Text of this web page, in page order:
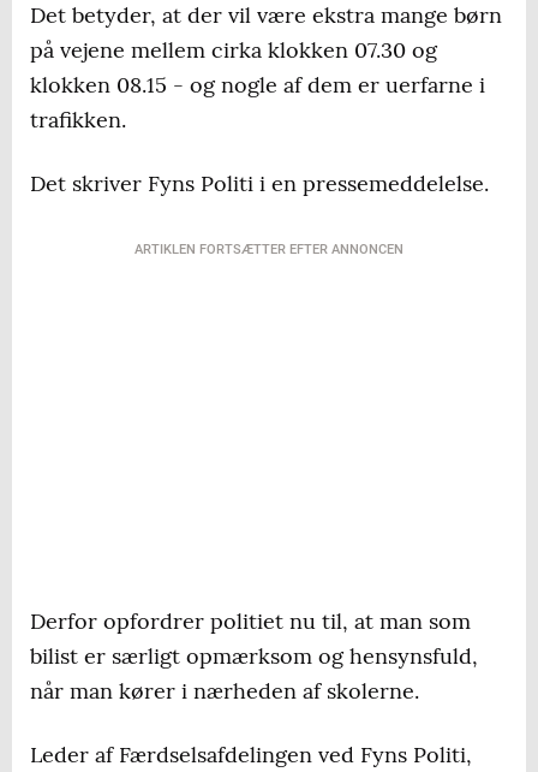
Det betyder, at der vil være ekstra mange børn
på vejene mellem cirka klokken 07.30 og
klokken 08.15 - og nogle af dem er uerfarne i
trafikken.
Det skriver Fyns Politi i en pressemeddelelse.
ARTIKLEN FORTSÆTTER EFTER ANNONCEN
Derfor opfordrer politiet nu til, at man som
bilist er særligt opmærksom og hensynsfuld,
når man kører i nærheden af skolerne.
Leder af Færdselsafdelingen ved Fyns Politi,